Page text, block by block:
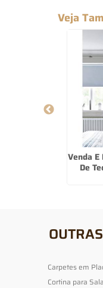
Veja
Venda
De
OUTRAS
Carpetes em
Cortina para